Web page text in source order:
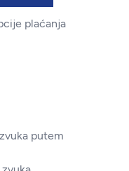
plaćanja
putem